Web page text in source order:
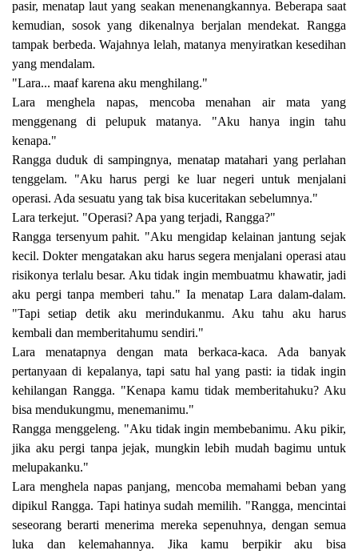
pasir, menatap laut yang seakan menenangkannya. Beberapa saat
kemudian, sosok yang dikenalnya berjalan mendekat. Rangga
tampak berbeda. Wajahnya lelah, matanya menyiratkan kesedihan
yang mendalam.
"Lara... maaf karena aku menghilang."
Lara menghela napas, mencoba menahan air mata yang
menggenang di pelupuk matanya. "Aku hanya ingin tahu
kenapa."
Rangga duduk di sampingnya, menatap matahari yang perlahan
tenggelam. "Aku harus pergi ke luar negeri untuk menjalani
operasi. Ada sesuatu yang tak bisa kuceritakan sebelumnya."
Lara terkejut. "Operasi? Apa yang terjadi, Rangga?"
Rangga tersenyum pahit. "Aku mengidap kelainan jantung sejak
kecil. Dokter mengatakan aku harus segera menjalani operasi atau
risikonya terlalu besar. Aku tidak ingin membuatmu khawatir, jadi
aku pergi tanpa memberi tahu." Ia menatap Lara dalam-dalam.
"Tapi setiap detik aku merindukanmu. Aku tahu aku harus
kembali dan memberitahumu sendiri."
Lara menatapnya dengan mata berkaca-kaca. Ada banyak
pertanyaan di kepalanya, tapi satu hal yang pasti: ia tidak ingin
kehilangan Rangga. "Kenapa kamu tidak memberitahuku? Aku
bisa mendukungmu, menemanimu."
Rangga menggeleng. "Aku tidak ingin membebanimu. Aku pikir,
jika aku pergi tanpa jejak, mungkin lebih mudah bagimu untuk
melupakanku."
Lara menghela napas panjang, mencoba memahami beban yang
dipikul Rangga. Tapi hatinya sudah memilih. "Rangga, mencintai
seseorang berarti menerima mereka sepenuhnya, dengan semua
luka dan kelemahannya. Jika kamu berpikir aku bisa